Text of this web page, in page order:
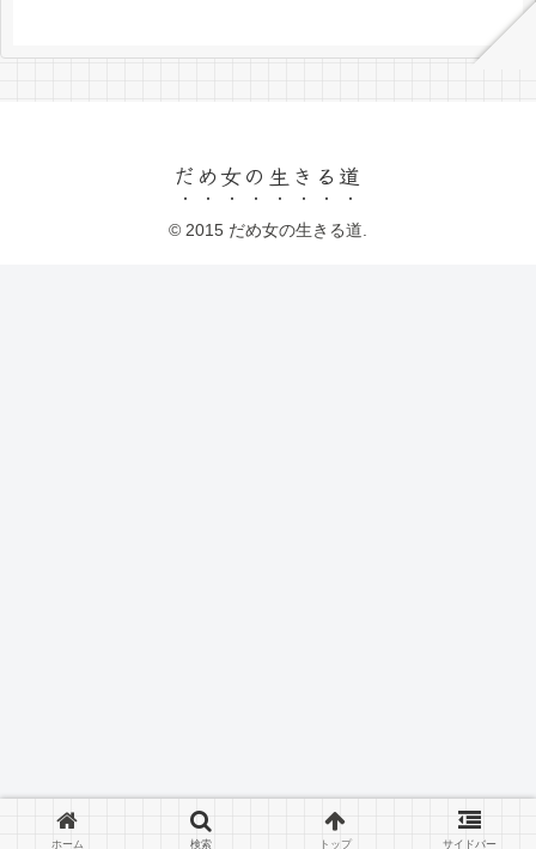
だめ女の生きる道
© 2015 だめ女の生きる道.
ホーム 検索 トップ サイドバー